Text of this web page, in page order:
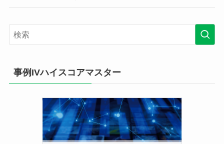
事例IVハイスコアマスター